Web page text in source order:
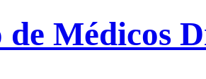
de Médicos